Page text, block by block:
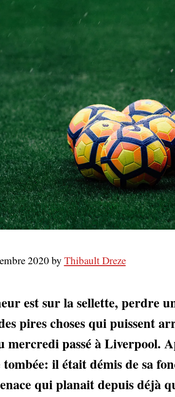
2020 by Thibault Dreze
est sur la sellette, perdre
pires choses qui puissent
mercredi passé à Liverpool.
il était démis de sa
qui planait depuis déjà